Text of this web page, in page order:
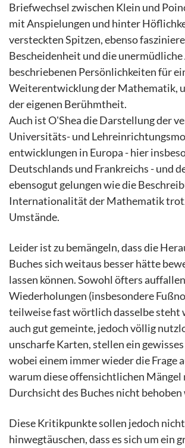
Briefwechsel zwischen Klein und
mit Anspielungen und hinter
versteckten Spitzen, ebenso
Bescheidenheit und die
beschriebenen Persönlichkeiten für
Weiterentwicklung der Mathematik,
der eigenen Berühmtheit.
Auch ist O'Shea die Darstellung der
Universitäts- und
entwicklungen in Europa - hier
Deutschlands und Frankreichs - und
ebensogut gelungen wie die
Internationalität der Mathematik
Umstände.
Leider ist zu bemängeln, dass die
Buches sich weitaus besser hätte
lassen können. Sowohl öfters
Wiederholungen (insbesondere
teilweise fast wörtlich dasselbe steht
auch gut gemeinte, jedoch völlig
unscharfe Karten, stellen ein
wobei einem immer wieder die Frage
warum diese offensichtlichen Mängel
Durchsicht des Buches nicht behoben
Diese Kritikpunkte sollen jedoch
hinwegtäuschen, dass es sich um ein